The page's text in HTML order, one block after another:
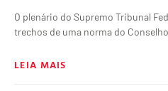
O plenário do Supremo Tribunal
trechos de uma norma do
LEIA MAIS